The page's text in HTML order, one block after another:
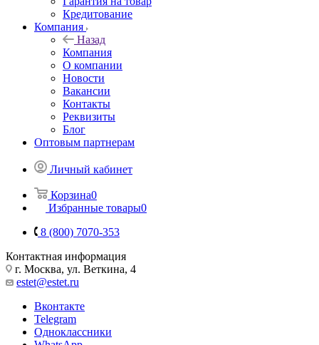
Кредитование
Компания
Назад
Компания
О компании
Новости
Вакансии
Контакты
Реквизиты
Блог
Оптовым партнерам
Личный кабинет
Корзина0
Избранные товары0
8 (800) 7070-353
Контактная информация
г. Москва, ул. Веткина, 4
estet@estet.ru
Вконтакте
Telegram
Одноклассники